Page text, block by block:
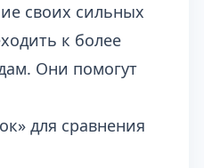
своих сильных
к более
Они помогут
для сравнения